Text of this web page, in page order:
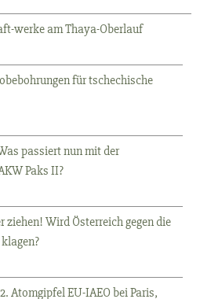
werke am Thaya-Oberlauf
für tschechische
passiert nun mit der
Paks II?
ziehen! Wird Österreich gegen die
Atomgipfel EU-IAEO bei Paris,